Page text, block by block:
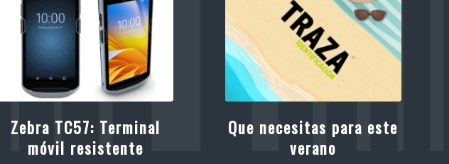
Zebra TC57: Terminal
móvil resistente
Que necesitas para este
verano